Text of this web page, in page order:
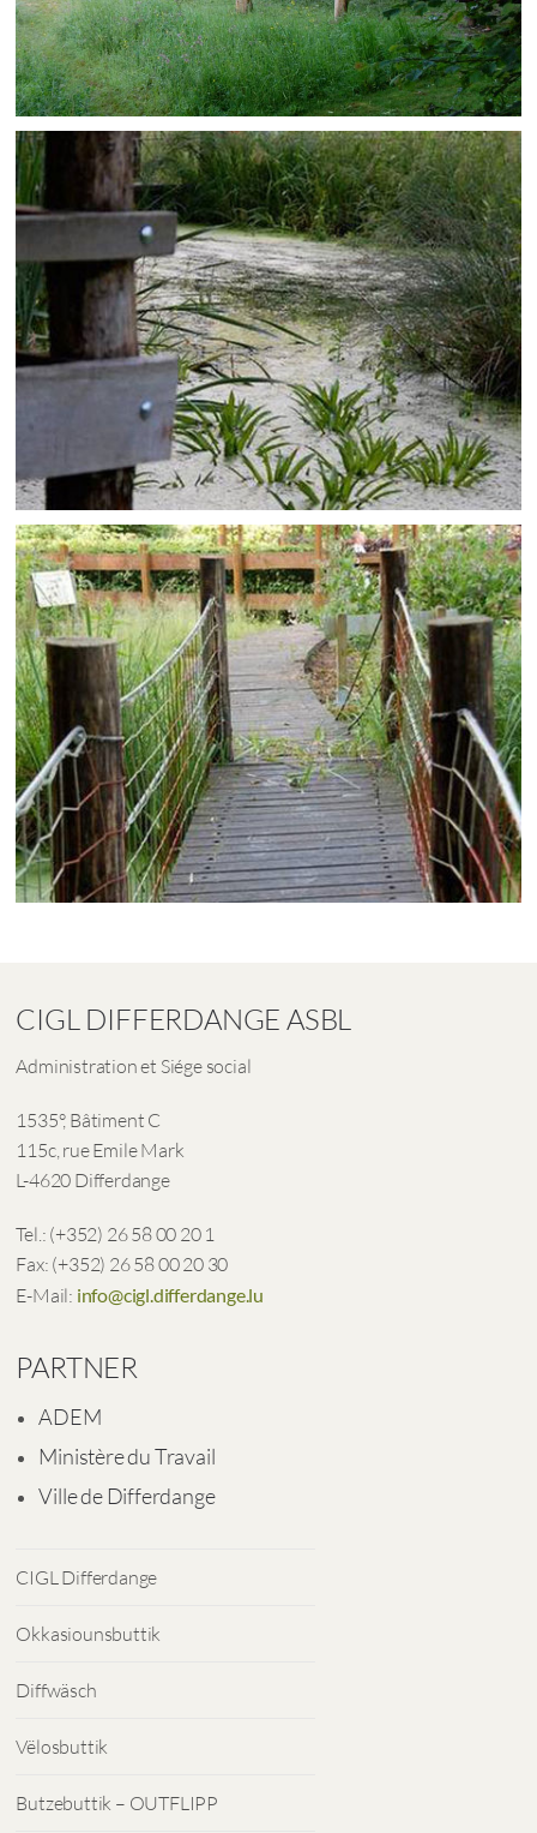
CIGL DIFFERDANGE ASBL
Administration et Siége social
1535°, Bâtiment C
115c, rue Emile Mark
L-4620 Differdange
Tel.: (+352) 26 58 00 20 1
Fax: (+352) 26 58 00 20 30
E-Mail: info@cigl.differdange.lu
PARTNER
ADEM
Ministère du Travail
Ville de Differdange
CIGL Differdange
Okkasiounsbuttik
Diffwäsch
Vëlosbuttik
Butzebuttik – OUTFLIPP